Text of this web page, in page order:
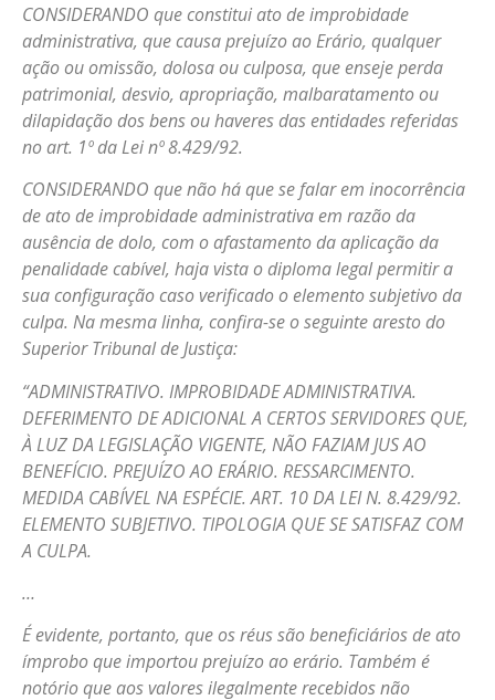
CONSIDERANDO que constitui ato de improbidade
administrativa, que causa prejuízo ao Erário, qualquer
ação ou omissão, dolosa ou culposa, que enseje perda
patrimonial, desvio, apropriação, malbaratamento ou
dilapidação dos bens ou haveres das entidades referidas
no art. 1º da Lei nº 8.429/92.
CONSIDERANDO que não há que se falar em inocorrência
de ato de improbidade administrativa em razão da
ausência de dolo, com o afastamento da aplicação da
penalidade cabível, haja vista o diploma legal permitir a
sua configuração caso verificado o elemento subjetivo da
culpa. Na mesma linha, confira-se o seguinte aresto do
Superior Tribunal de Justiça:
“ADMINISTRATIVO. IMPROBIDADE ADMINISTRATIVA.
DEFERIMENTO DE ADICIONAL A CERTOS SERVIDORES QUE,
À LUZ DA LEGISLAÇÃO VIGENTE, NÃO FAZIAM JUS AO
BENEFÍCIO. PREJUÍZO AO ERÁRIO. RESSARCIMENTO.
MEDIDA CABÍVEL NA ESPÉCIE. ART. 10 DA LEI N. 8.429/92.
ELEMENTO SUBJETIVO. TIPOLOGIA QUE SE SATISFAZ COM
A CULPA.
…
É evidente, portanto, que os réus são beneficiários de ato
ímprobo que importou prejuízo ao erário. Também é
notório que aos valores ilegalmente recebidos não